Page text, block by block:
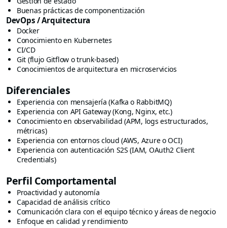
Buenas prácticas de componentización
DevOps / Arquitectura
Docker
Conocimiento en Kubernetes
CI/CD
Git (flujo Gitflow o trunk-based)
Conocimientos de arquitectura en microservicios
Diferenciales
Experiencia con mensajería (Kafka o RabbitMQ)
Experiencia con API Gateway (Kong, Nginx, etc.)
Conocimiento en observabilidad (APM, logs estructurados,
métricas)
Experiencia con entornos cloud (AWS, Azure o OCI)
Experiencia con autenticación S2S (IAM, OAuth2 Client
Credentials)
Perfil Comportamental
Proactividad y autonomía
Capacidad de análisis crítico
Comunicación clara con el equipo técnico y áreas de negocio
Enfoque en calidad y rendimiento